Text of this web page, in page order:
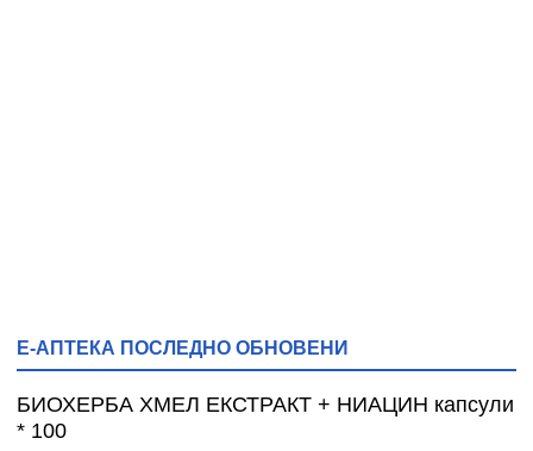
Е-АПТЕКА ПОСЛЕДНО ОБНОВЕНИ
БИОХЕРБА ХМЕЛ ЕКСТРАКТ + НИАЦИН капсули
* 100